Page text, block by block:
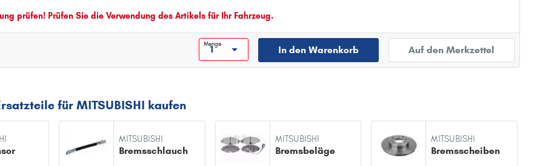
prüfen! Prüfen Sie die Verwendung des Artikels für Ihr Fahrzeug.
Menge
In den Warenkorb Auf den Merkzettel
für MITSUBISHI kaufen
MITSUBISHI
Bremsschlauch
MITSUBISHI
Bremsbeläge
MITSUBISHI
Bremsscheiben